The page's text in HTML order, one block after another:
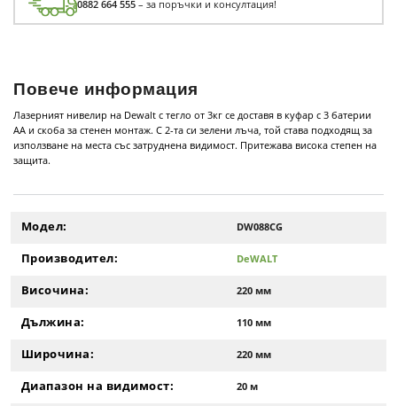
0882 664 555 – за поръчки и консултация!
Повече информация
Лазерният нивелир на Dewalt с тегло от 3кг се доставя в куфар с 3 батерии
АА и скоба за стенен монтаж. С 2-та си зелени лъча, той става подходящ за
използване на места със затруднена видимост. Притежава висока степен на
защита.
Модел: DW088CG
Производител: DeWALT
Височина: 220 мм
Дължина: 110 мм
Широчина: 220 мм
Диапазон на видимост: 20 м